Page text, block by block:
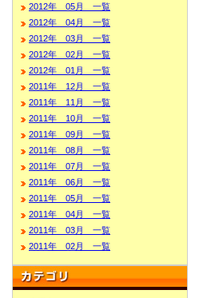
2012年 05月 一覧
2012年 04月 一覧
2012年 03月 一覧
2012年 02月 一覧
2012年 01月 一覧
2011年 12月 一覧
2011年 11月 一覧
2011年 10月 一覧
2011年 09月 一覧
2011年 08月 一覧
2011年 07月 一覧
2011年 06月 一覧
2011年 05月 一覧
2011年 04月 一覧
2011年 03月 一覧
2011年 02月 一覧